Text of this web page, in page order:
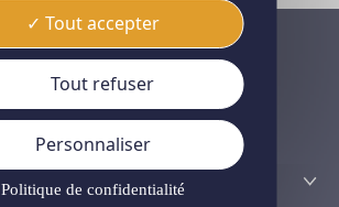
Tout accepter
Tout refuser
Personnaliser
Politique de confidentialité